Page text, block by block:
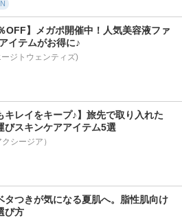
OFF】メガポ開催中！人気美容液ファ
イテムがお得に♪
ジトウェンティズ)
キレイをキープ♪】旅先で取り入れた
びスキンケアアイテム5選
シージア）
タつきが気になる夏肌へ。脂性肌向け
び方